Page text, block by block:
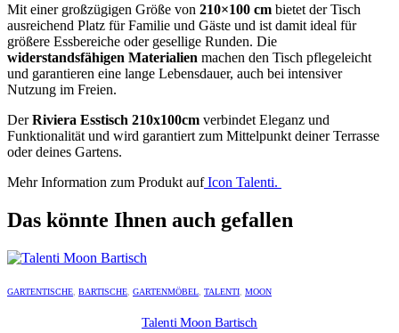
Mit einer großzügigen Größe von 210×100 cm bietet der Tisch
ausreichend Platz für Familie und Gäste und ist damit ideal für
größere Essbereiche oder gesellige Runden. Die
widerstandsfähigen Materialien machen den Tisch pflegeleicht
und garantieren eine lange Lebensdauer, auch bei intensiver
Nutzung im Freien.
DerRiviera Esstisch 210x100cm verbindet Eleganz und
Funktionalität und wird garantiert zum Mittelpunkt deiner Terrasse
oder deines Gartens.
Mehr Information zum Produkt aufIcon Talenti.
Das könnte Ihnen auch gefallen
GARTENTISCHE BARTISCHE GARTENMÖBEL TALENTI MOON
Talenti Moon Bartisch